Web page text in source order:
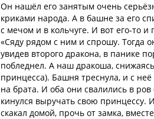
Он нашёл его занятым очень
криками народа. А в башне за его
с мечом и в кольчуге. И вот его-то
«Сяду рядом с ним и спрошу. Тогда
увидев второго дракона, в панике
побледнел. А наш дракоша,
принцесса). Башня треснула, и с
на брата. И оба они свалились в
кинулся выручать свою принцессу.
скакал домой, прочь от замка,